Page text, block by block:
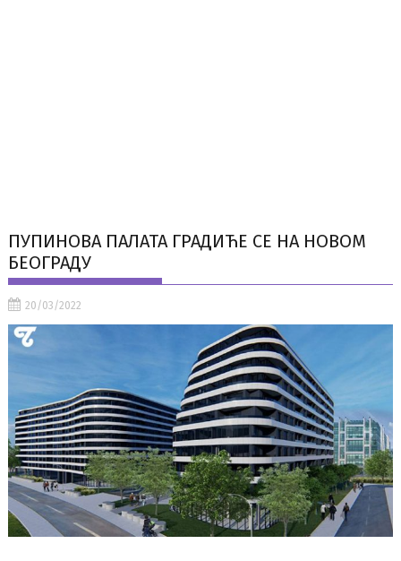
ПУПИНОВА ПАЛАТА ГРАДИЋЕ СЕ НА НОВОМ
БЕОГРАДУ
20/03/2022